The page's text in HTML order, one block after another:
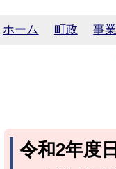
ホーム 町政 事
令和2年度